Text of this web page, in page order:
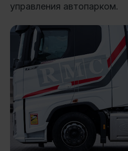
управления автопарком.